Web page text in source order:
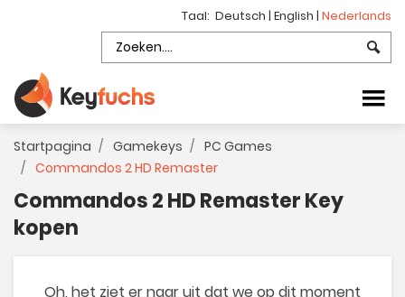
Taal: Deutsch | English | Nederlands
Startpagina Gamekeys
PC Games
Commandos 2 HD Remaster
Commandos 2 HD Remaster Key
kopen
Oh, het ziet er naar uit dat we op dit moment